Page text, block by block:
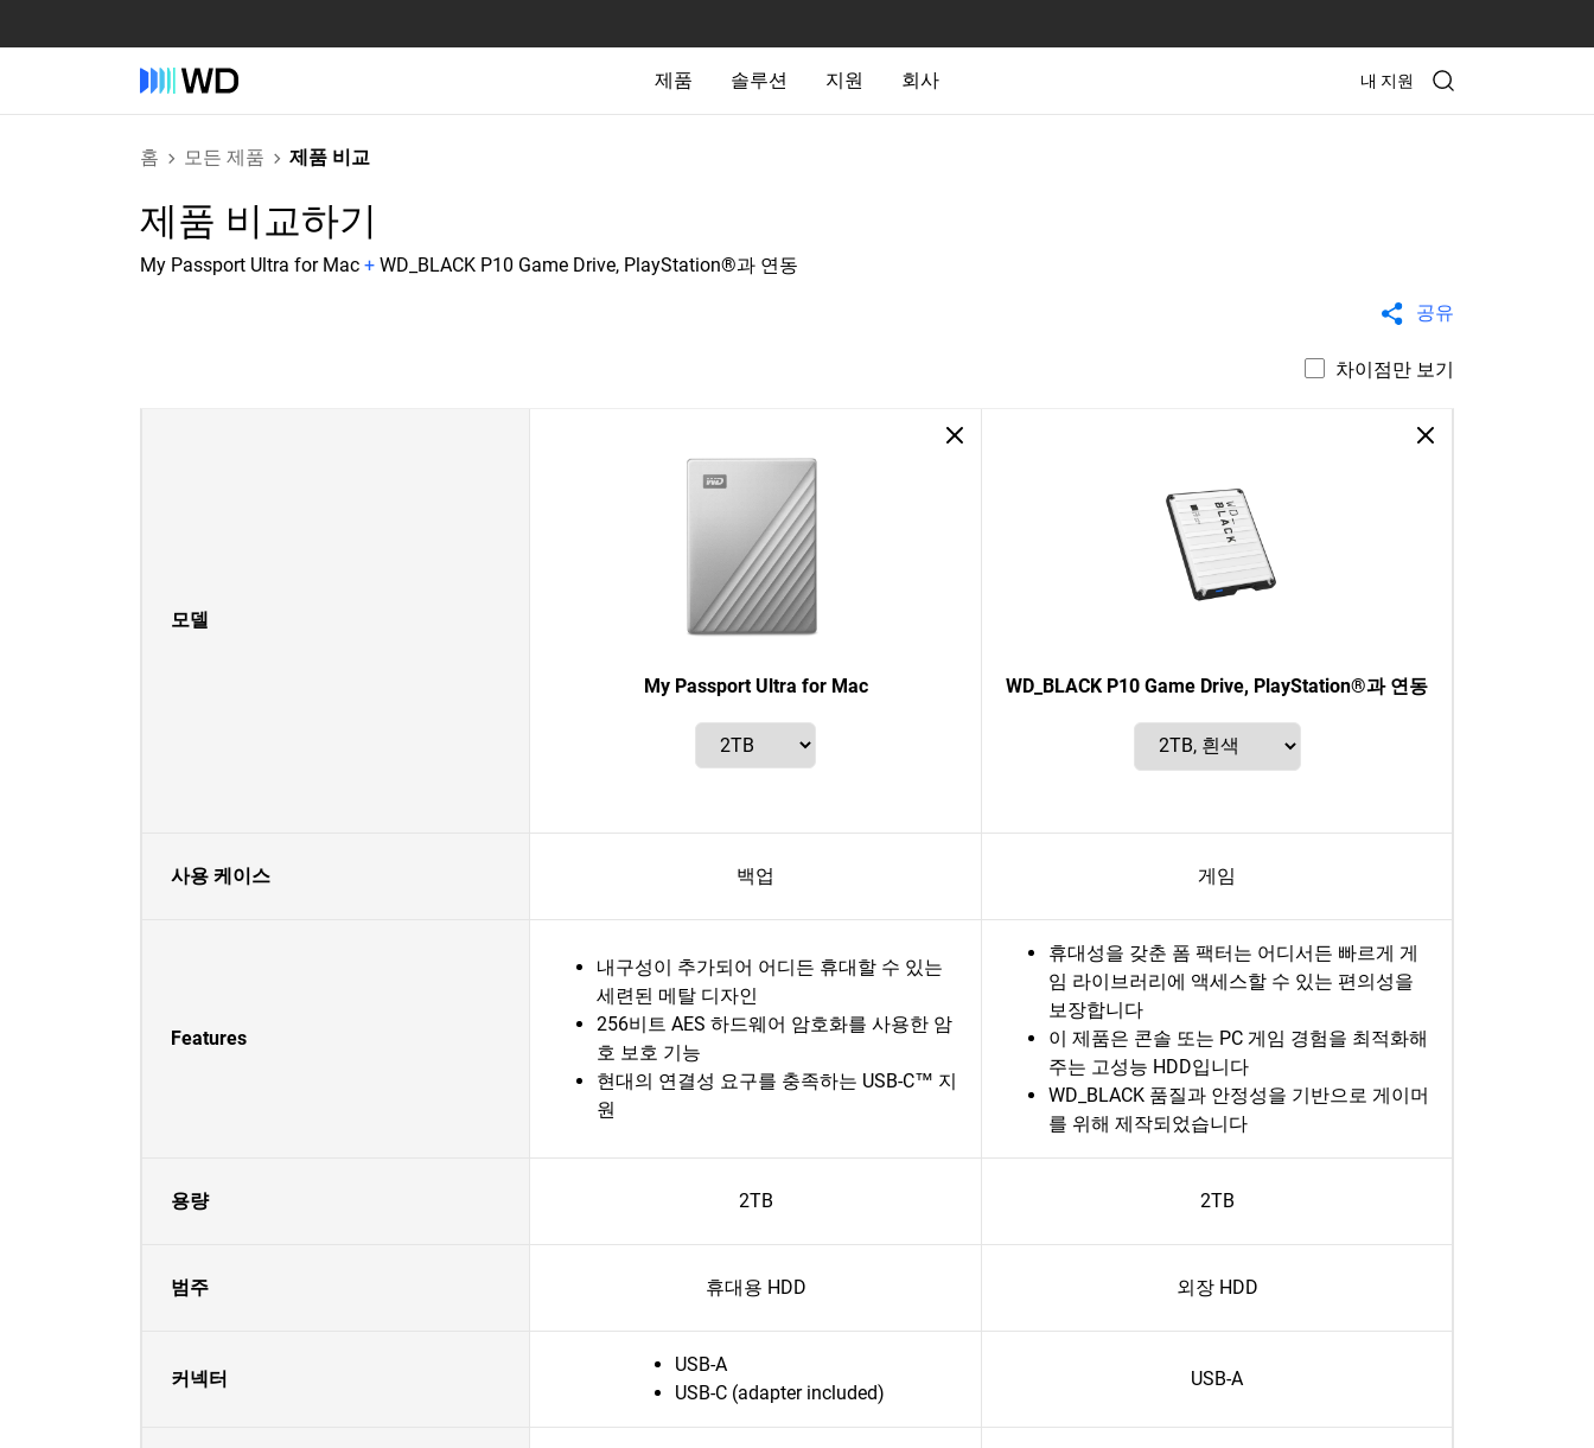
제품 솔루션 지원 회사 내 지원
홈 모든 제품 제품 비교
제품 비교하기
My Passport Ultra for Mac + WD_BLACK P10 Game Drive, PlayStation®과 연동
공유
차이점만 보기
모델
My Passport Ultra for Mac WD_BLACK P10 Game Drive, PlayStation®과 연동
사용 케이스 백업 게임
Features
내구성이 추가되어 어디든 휴대할 수 있는
세련된 메탈 디자인
256비트 AES 하드웨어 암호화를 사용한 암
호 보호 기능
현대의 연결성 요구를 충족하는 USB-C™ 지
원
휴대성을 갖춘 폼 팩터는 어디서든 빠르게 게
임 라이브러리에 액세스할 수 있는 편의성을
보장합니다
이 제품은 콘솔 또는 PC 게임 경험을 최적화해
주는 고성능 HDD입니다
WD_BLACK 품질과 안정성을 기반으로 게이머
를 위해 제작되었습니다
용량 2TB 2TB
범주 휴대용 HDD 외장 HDD
커넥터
USB-A
USB-C (adapter included)
USB-A